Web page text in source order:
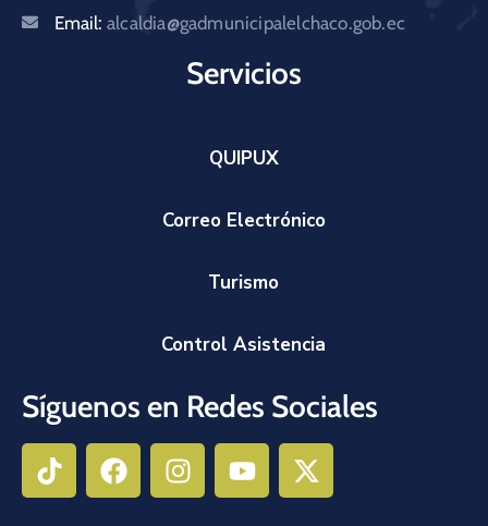
Email: alcaldia@gadmunicipalelchaco.gob.ec
Servicios
QUIPUX
Correo Electrónico
Turismo
Control Asistencia
Síguenos en Redes Sociales